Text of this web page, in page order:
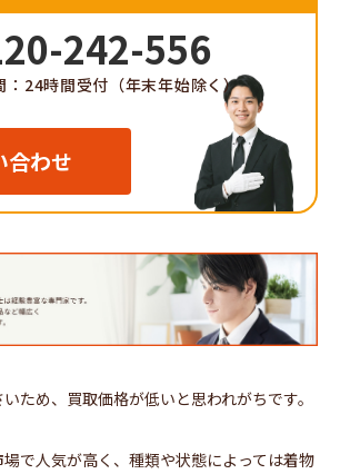
242-556
：24時間受付（年末年始除く）
合わせ
ため、買取価格が低いと思われがちです。
で人気が高く、種類や状態によっては着物